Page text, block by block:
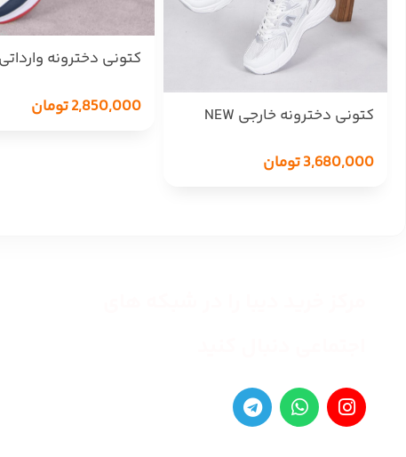
کتونی دخترونه خارجی NEW
3,680,000تومان
2,850,000تومان